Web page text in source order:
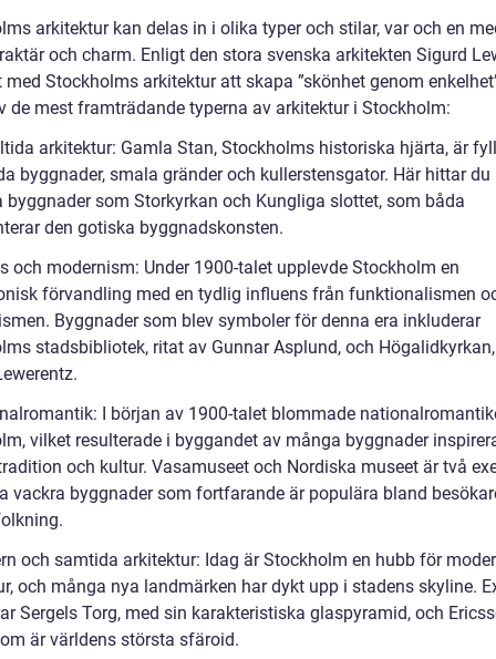
arkitektur kan delas in i olika typer och stilar, var och en
och charm. Enligt den stora svenska arkitekten Sigurd
med Stockholms arkitektur att skapa ”skönhet genom
de mest framträdande typerna av arkitektur i Stockholm:
arkitektur: Gamla Stan, Stockholms historiska hjärta, är
byggnader, smala gränder och kullerstensgator. Här hittar du
byggnader som Storkyrkan och Kungliga slottet, som båda
den gotiska byggnadskonsten.
och modernism: Under 1900-talet upplevde Stockholm en
förvandling med en tydlig influens från funktionalismen
Byggnader som blev symboler för denna era inkluderar
stadsbibliotek, ritat av Gunnar Asplund, och
I början av 1900-talet blommade
vilket resulterade i byggandet av många byggnader
och kultur. Vasamuseet och Nordiska museet är två
vackra byggnader som fortfarande är populära bland
och samtida arkitektur: Idag är Stockholm en hubb för
och många nya landmärken har dykt upp i stadens skyline.
Sergels Torg, med sin karakteristiska glaspyramid, och
är världens största sfäroid.